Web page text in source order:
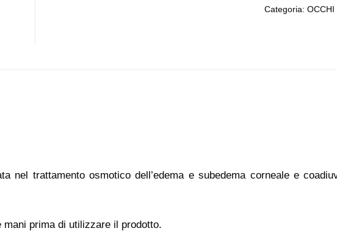
Categoria: OCCHI
nel trattamento osmotico dell’edema e subedema corneale e
prima di utilizzare il prodotto.